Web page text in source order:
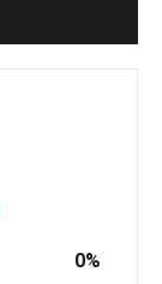
0%